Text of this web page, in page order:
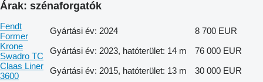
Árak: szénaforgatók
Fendt
Former
Gyártási év: 2024
8 700 EUR
Krone
Swadro TC
Gyártási év: 2023, hatóterület: 14 m
76 000 EUR
Claas Liner
3600
Gyártási év: 2015, hatóterület: 13 m
30 000 EUR